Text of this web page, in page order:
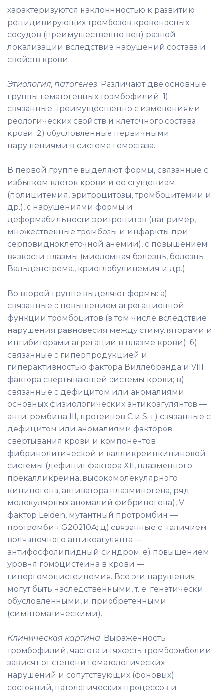
характеризуются наклоннностью к развитию
рецидивирующих тромбозов кровеносных
сосудов (преимущественно вен) разной
локализации вследствие нарушений состава и
свойств крови.
Этиология, патогенез. Различают две основные
группы гематогенных тромбофилий: 1)
связанные преимущественно с изменениями
реологических свойств и клеточного состава
крови; 2) обусловленные первичными
нарушениями в системе гемостаза.
В первой группе выделяют формы, связанные с
избытком клеток крови и ее сгущением
(полицитемия, эритроцитозы, тромбоцитемии и
др.), с нарушениями формы и
деформабильности эритроцитов (например,
множественные тромбозы и инфаркты при
серповидноклеточной анемии), с повышением
вязкости плазмы (миеломная болезнь, болезнь
Вальденстрема., криоглобулинемия и др.).
Во второй группе выделяют формы: а)
связанные с повышением агрегационной
функции тромбоцитов (в том числе вследствие
нарушения равновесия между стимуляторами и
ингибиторами агрегации в плазме крови); б)
связанные с гиперпродукцией и
гиперактивностью фактора Виллебранда и VIII
фактора свертывающей системы крови; в)
связанные с дефицитом или аномалиями
основных физиологических антикоагулянтов —
антитромбина III, протеинов С и S; г) связанные с
дефицитом или аномалиями факторов
свертывания крови и компонентов
фибринолитической и калликреинкининовой
системы (дефицит фактора XII, плазменного
прекалликреина, высокомолекулярного
кининогена, активатора плазминогена, ряд
молекулярных аномалий фибриногена), V
фактор Leiden, мутантный протромбин —
протромбин G20210A; д) связанные с наличием
волчаночного антикоагулянта —
антифосфолипидный синдром; е) повышением
уровня гомоцистеина в крови —
гипергомоцистеинемия. Все эти нарушения
могут быть наследственными, т. е. генетически
обусловленными, и приобретенными
(симптоматическими).
Клиническая картина. Выраженность
тромбофилий, частота и тяжесть тромбоэмболии
зависят от степени гематологических
нарушений и сопутствующих (фоновых)
состояний, патологических процессов и